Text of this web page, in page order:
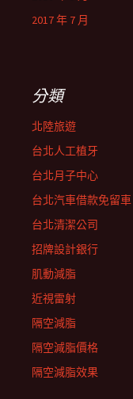
2017 年 7 月
分類
北陸旅遊
台北人工植牙
台北月子中心
台北汽車借款免留車
台北清潔公司
招牌設計銀行
肌動減脂
近視雷射
隔空減脂
隔空減脂價格
隔空減脂效果